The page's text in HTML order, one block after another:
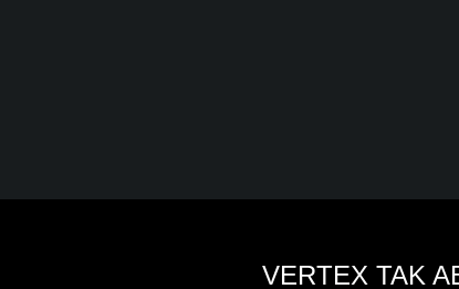
VERTEX TAK